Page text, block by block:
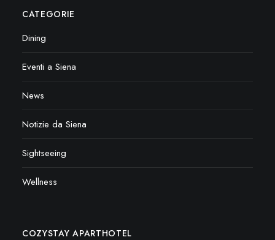
CATEGORIE
Dining
Eventi a Siena
News
Notizie da Siena
Sightseeing
Wellness
COZYSTAY APARTHOTEL